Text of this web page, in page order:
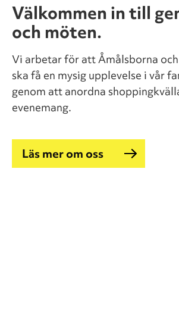
Välkommen in till
och möten.
Vi arbetar för att Åmålsborna
ska få en mysig upplevelse i vår
genom att anordna
evenemang.
Läs mer om oss